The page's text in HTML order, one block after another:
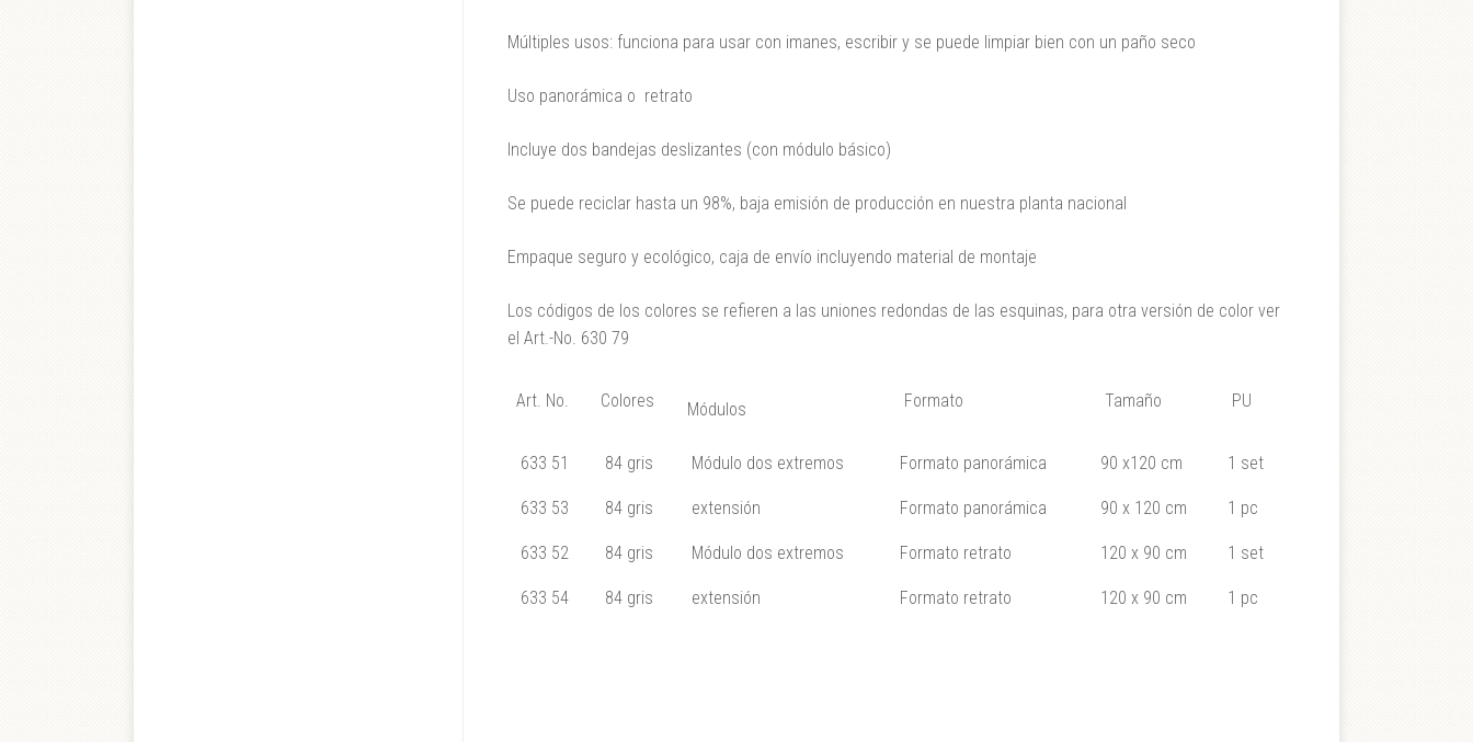
Múltiples usos: funciona para usar con imanes, escribir y se puede limpiar bien con un paño seco
Uso panorámica o retrato
Incluye dos bandejas deslizantes (con módulo básico)
Se puede reciclar hasta un 98%, baja emisión de producción en nuestra planta nacional
Empaque seguro y ecológico, caja de envío incluyendo material de montaje
Los códigos de los colores se refieren a las uniones redondas de las esquinas, para otra versión de color ver
el Art.-No. 630 79
Art. No. Colores Módulos Formato Tamaño PU
633 51 84 gris Módulo dos extremos Formato panorámica 90 x120 cm 1 set
633 53 84 gris extensión Formato panorámica 90 x 120 cm 1 pc
633 52 84 gris Módulo dos extremos Formato retrato 120 x 90 cm 1 set
633 54 84 gris extensión Formato retrato 120 x 90 cm 1 pc